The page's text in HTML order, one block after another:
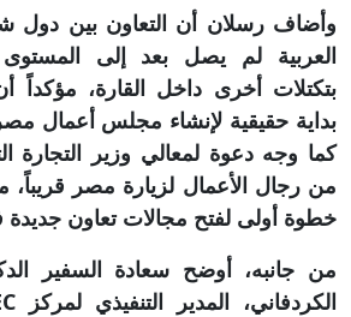
وأضاف رسلان أن التعاون بين دول
العربية لم يصل بعد إلى
بتكتلات أخرى داخل القارة، مؤكداً
بداية حقيقية لإنشاء مجلس أعمال
كما وجه دعوة لمعالي وزير التجارة
من رجال الأعمال لزيارة مصر قريباً،
خطوة أولى لفتح مجالات تعاون جديدة
من جانبه، أوضح سعادة السفير